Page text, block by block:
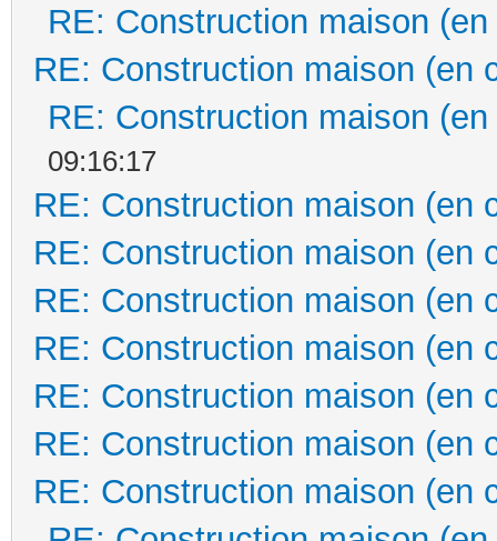
RE: Construction maison
RE: Construction maison (en
RE: Construction maison
09:16:17
RE: Construction maison (en
RE: Construction maison (en
RE: Construction maison (en
RE: Construction maison (en
RE: Construction maison (en
RE: Construction maison (en
RE: Construction maison (en